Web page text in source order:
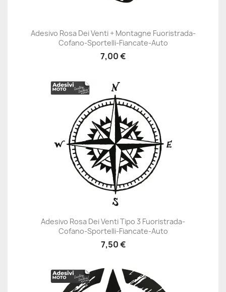
Adesivo Rosa Dei Venti + Montagne Fuoristrada-
Cofano-Sportelli-Fiancate-Auto
7,00 €
Adesivo Rosa Dei Venti Tipo 3 Fuoristrada-
Cofano-Sportelli-Fiancate-Auto
7,50 €